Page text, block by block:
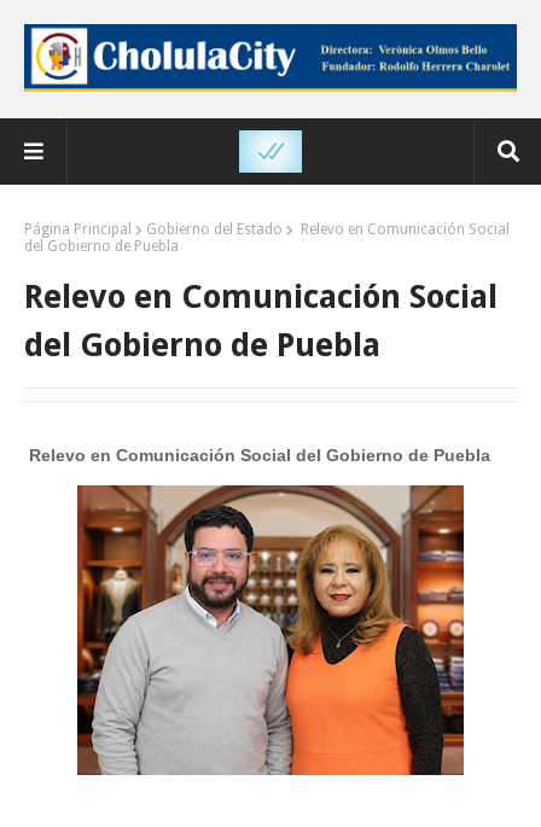
Página Principal Gobierno del Estado
Relevo en Comunicación Social
del Gobierno de Puebla
Relevo en Comunicación Social
del Gobierno de Puebla
Relevo en Comunicación Social del Gobierno de Puebla